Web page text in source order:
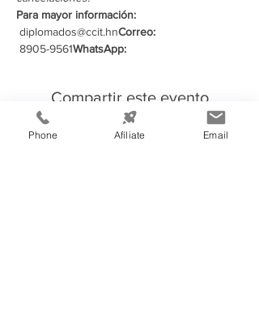
Para mayor información:
diplomados@ccit.hnCorreo:
8905-9561WhatsApp:
Compartir este evento
Phone Afíliate Email